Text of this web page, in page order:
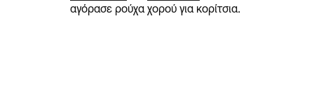
αγόρασε ρούχα χορού για κορίτσια.